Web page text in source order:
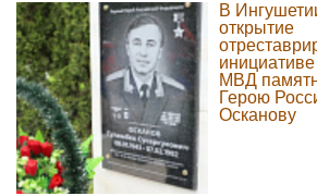
В
открытие
инициативе
МВД
Герою
Осканову